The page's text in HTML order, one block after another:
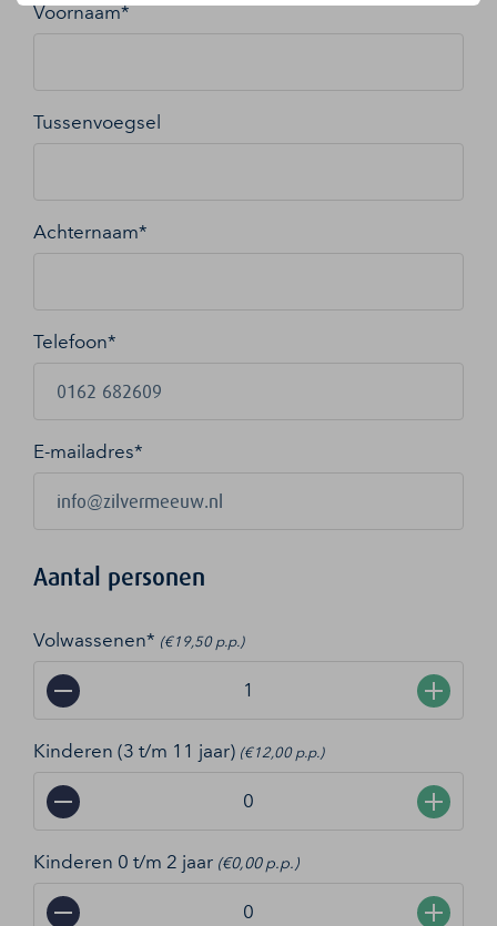
Voornaam*
Tussenvoegsel
Achternaam*
Telefoon*
E-mailadres*
Aantal personen
Volwassenen* (€19,50 p.p.)
− +
Kinderen (3 t/m 11 jaar) (€12,00 p.p.)
− +
Kinderen 0 t/m 2 jaar (€0,00 p.p.)
− +